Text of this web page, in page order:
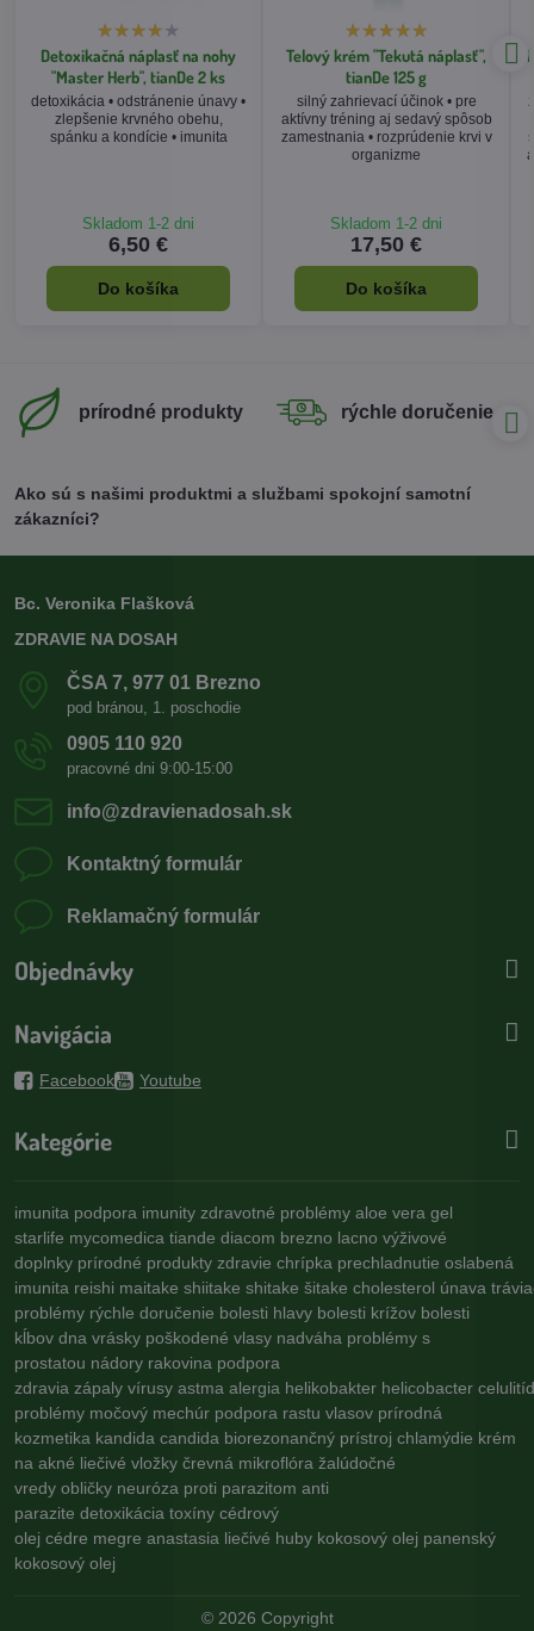
Detoxikačná náplasť na nohy
"Master Herb", tianDe 2 ks
detoxikácia • odstránenie únavy •
zlepšenie krvného obehu,
spánku a kondície • imunita
Skladom 1-2 dni
6,50 €
Do košíka
Telový krém "Tekutá náplasť",
tianDe 125 g
silný zahrievací účinok • pre
aktívny tréning aj sedavý spôsob
zamestnania • rozprúdenie krvi v
organizme
Skladom 1-2 dni
17,50 €
Do košíka
prírodné produkty rýchle doručenie
Ako sú s našimi produktmi a službami spokojní samotní
zákazníci?
Bc. Veronika Flašková
ZDRAVIE NA DOSAH
ČSA 7, 977 01 Brezno
pod bránou, 1. poschodie
0905 110 920
pracovné dni 9:00-15:00
info​@zdravienadosah​.sk
Kontaktný formulár
Reklamačný formulár
Objednávky
Navigácia
Facebook Youtube
Kategórie
imunita podpora imunity zdravotné problémy aloe vera gel
starlife mycomedica tiande diacom brezno lacno výživové
doplnky prírodné produkty zdravie chrípka prechladnutie oslabená
imunita reishi maitake shiitake shitake šitake cholesterol únava
problémy rýchle doručenie bolesti hlavy bolesti krížov bolesti
kĺbov dna vrásky poškodené vlasy nadváha problémy s
prostatou nádory rakovina podpora
zdravia zápaly vírusy astma alergia helikobakter helicobacter
problémy močový mechúr podpora rastu vlasov prírodná
kozmetika kandida candida biorezonančný prístroj chlamýdie krém
na akné liečivé vložky črevná mikroflóra žalúdočné
vredy obličky neuróza proti parazitom anti
parazite detoxikácia toxíny cédrový
olej cédre megre anastasia liečivé huby kokosový olej panenský
kokosový olej
© 2026 Copyright